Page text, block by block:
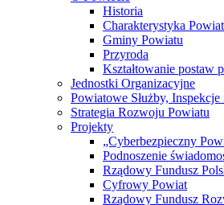
Historia
Charakterystyka
Gminy Powiatu
Przyroda
Kształtowanie postaw
Jednostki Organizacyjne
Powiatowe Służby, Inspekcje
Strategia Rozwoju Powiatu
Projekty
„Cyberbezpieczny
Podnoszenie
Rządowy Fundusz
Cyfrowy Powiat
Rządowy Fundusz